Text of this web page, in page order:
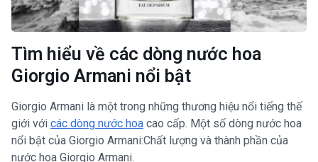
Tìm hiểu về các dòng nước hoa
Giorgio Armani nổi bật
Giorgio Armani là một trong những thương hiệu nổi tiếng thế
giới với các dòng nước hoa cao cấp. Một số dòng nước hoa
nổi bật của Giorgio Armani:Chất lượng và thành phần của
nước hoa Giorgio Armani.